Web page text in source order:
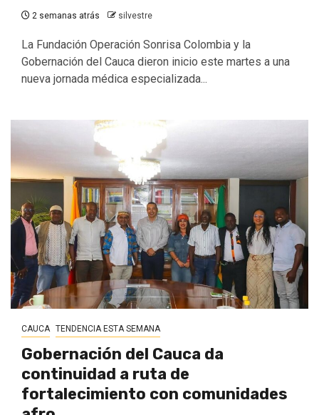
2 semanas atrás silvestre
La Fundación Operación Sonrisa Colombia y la
Gobernación del Cauca dieron inicio este martes a una
nueva jornada médica especializada...
CAUCA TENDENCIA ESTA SEMANA
Gobernación del Cauca da
continuidad a ruta de
fortalecimiento con comunidades